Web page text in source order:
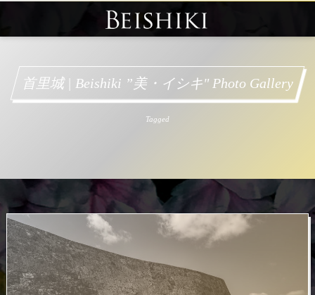
首里城 | Beishiki ”美・イシキ" Photo Gallery
Tagged